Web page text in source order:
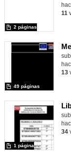
2 páginas
11
49 páginas
13
1 página
34